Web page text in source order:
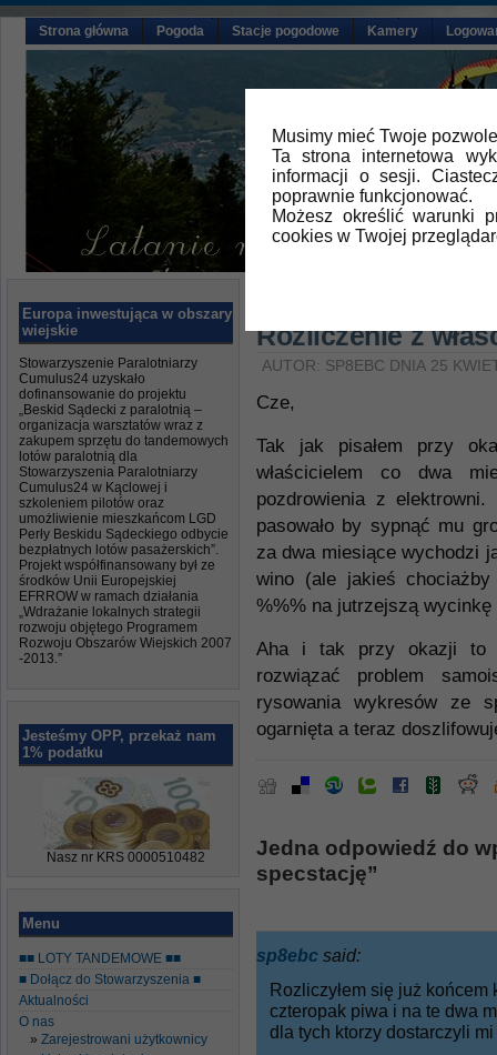
Musimy mieć Twoje
Ta strona internetowa
informacji o sesji.
poprawnie funkcjonować.
Możesz określić warunki
cookies w Twojej
Strona główna Pogoda Stacje pogodowe Kamery
Europa inwestująca w obszary
wiejskie
Stowarzyszenie Paralotniarzy
Cumulus24 uzyskało
dofinansowanie do projektu
„Beskid Sądecki z paralotnią –
organizacja warsztatów wraz z
zakupem sprzętu do tandemowych
lotów paralotnią dla
Stowarzyszenia Paralotniarzy
Cumulus24 w Kąclowej i
szkoleniem pilotów oraz
umożliwienie mieszkańcom LGD
Perły Beskidu Sądeckiego odbycie
bezpłatnych lotów pasażerskich”.
Projekt współfinansowany był ze
środków Unii Europejskiej
EFRROW w ramach działania
„Wdrażanie lokalnych strategii
rozwoju objętego Programem
Rozwoju Obszarów Wiejskich 2007
-2013.”
Jesteśmy OPP, przekaż nam
1% podatku
Nasz nr KRS 0000510482
Menu
■■ LOTY TANDEMOWE ■■
■ Dołącz do Stowarzyszenia ■
Aktualności
O nas
Zarejestrowani użytkownicy
Rozliczenie z
AUTOR: SP8EBC DNIA 25
Cze,
Tak jak pisałem przy
właścicielem co dwa
pozdrowienia z
pasowało by sypnąć mu
za dwa miesiące wychodzi
wino (ale jakieś
%%% na jutrzejszą
Aha i tak przy okazji to
rozwiązać problem
rysowania wykresów ze
ogarnięta a teraz
Jedna odpowiedź do
specstację”
sp8ebc said:
Rozliczyłem się już
czteropak piwa i na te dwa
dla tych ktorzy dostarczyli